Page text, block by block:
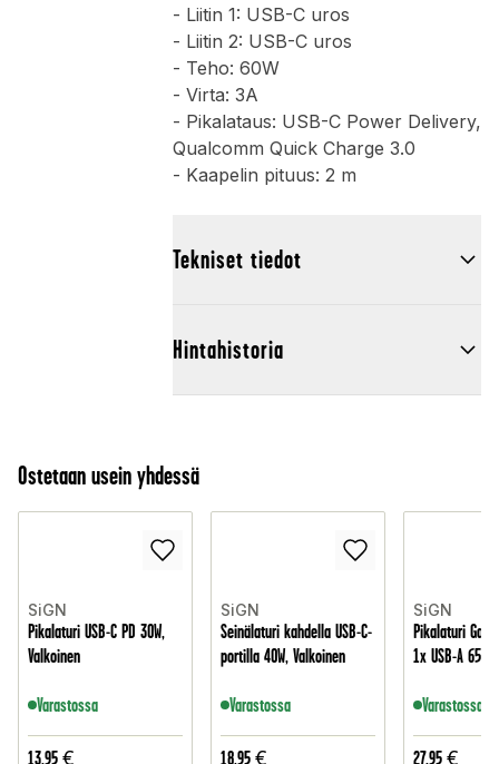
- Liitin 1: USB-C uros
- Liitin 2: USB-C uros
- Teho: 60W
- Virta: 3A
- Pikalataus: USB-C Power Delivery,
Qualcomm Quick Charge 3.0
- Kaapelin pituus: 2 m
Tekniset tiedot
Hintahistoria
Ostetaan usein yhdessä
SiGN
Pikalaturi USB-C PD 30W,
Valkoinen
Varastossa
13,95 €
SiGN
Seinälaturi kahdella USB-C-
portilla 40W, Valkoinen
Varastossa
18,95 €
SiGN
Pikalaturi GaN
1x USB-A
Varastossa
27,95 €